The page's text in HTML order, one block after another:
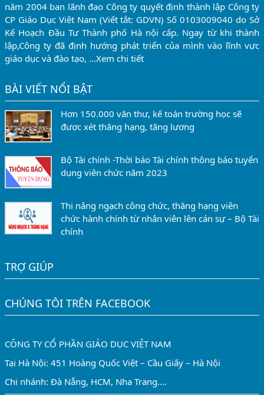
năm 2004 ban lãnh đạo Công ty quyết định thành lập Công ty
CP Giáo Dục Việt Nam (Viết tắt: GDVN) Số 0103009040 do Sở
Kế Hoạch Đầu Tư Thành phố Hà nội cấp. Ngay từ khi thành
lập,Công ty đã định hướng phát triển của mình vào lĩnh vực
giáo dục và đào tạo, …Xem chi tiết
BÀI VIẾT NỔI BẬT
Hơn 150.000 văn thư, kế toán trường học sẽ
được xét thăng hạng, tăng lương
Bộ Tài chính -Thời báo Tài chính thông báo tuyển
dụng viên chức năm 2023
Thi nâng ngạch công chức, thăng hạng viên
chức hành chính từ nhân viên lên cán sự – Bộ Tài
chính
TRỢ GIÚP
CHÚNG TÔI TRÊN FACEBOOK
CÔNG TY CỔ PHẦN GIÁO DỤC VIỆT NAM
Tại Hà Nội: 451 Hoàng Quốc Việt – Cầu Giấy – Hà Nội
Chi nhánh: Đà Nẵng, HCM, Nha Trang....